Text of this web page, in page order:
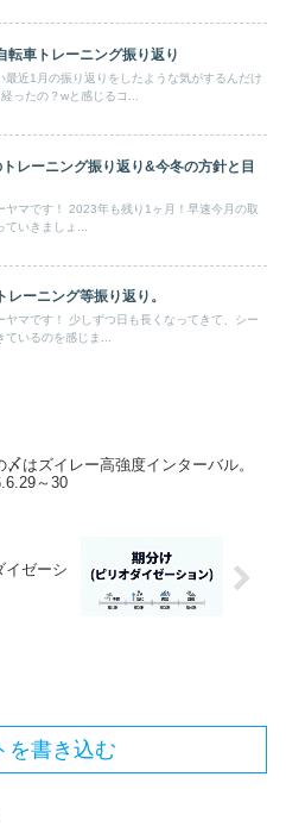
転車トレーニング振り返り
最近1月の振り返りをしたような気がするんだけ
ったの？wと感じるコ...
レーニング振り返り&今冬の方針と目
残り1ヶ月！早速今月の取
ていきましょ...
レーニング等振り返り。
も長くなってきて、シー
ているのを感じま...
〆はズイレー高強度インターバル。
～30
イゼーシ
を書き込む